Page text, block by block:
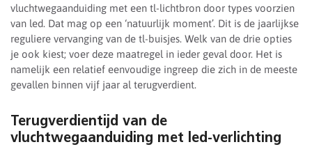
vluchtwegaanduiding met een tl-lichtbron door types voorzien
van led. Dat mag op een ‘natuurlijk moment’. Dit is de jaarlijkse
reguliere vervanging van de tl-buisjes. Welk van de drie opties
je ook kiest; voer deze maatregel in ieder geval door. Het is
namelijk een relatief eenvoudige ingreep die zich in de meeste
gevallen binnen vijf jaar al terugverdient.
Terugverdientijd van de
vluchtwegaanduiding met led-verlichting